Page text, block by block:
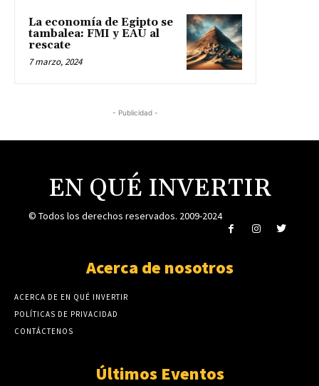
La economía de Egipto se
tambalea: FMI y EAU al
rescate
7 marzo, 2024
- Publicidad -
EN QUÉ INVERTIR
© Todos los derechos reservados. 2009-2024
Acerca de nosotros
ACERCA DE EN QUÉ INVERTIR
POLÍTICAS DE PRIVACIDAD
CONTÁCTENOS
Últimos Eventos